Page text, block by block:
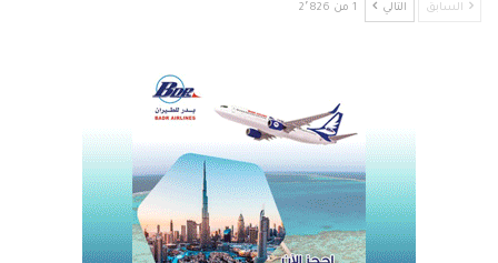
السابق التالي 1 من 2٬826